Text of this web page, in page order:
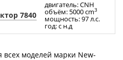
7840
двигатель: CNH
объём: 5000 cm3
мощность: 97 л.с.
год: с н.д
моделей марки New-